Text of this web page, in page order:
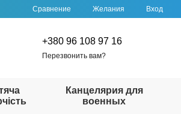
Сравнение Желания Вход
+380 96 108 97 16
Перезвонить вам?
Канцелярия для
военных